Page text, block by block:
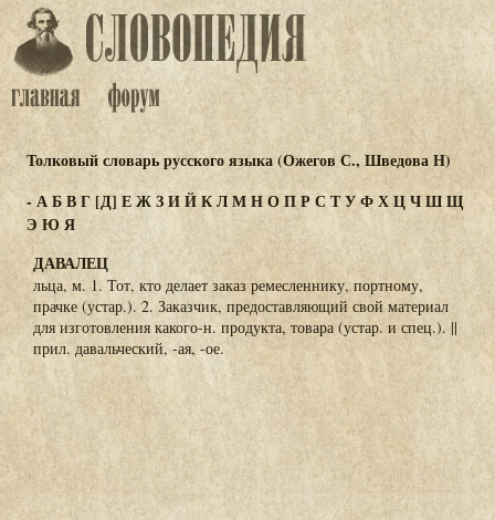
Толковый словарь русского языка (Ожегов С., Шведова Н)
-АБВГ [Д] ЕЖЗИЙКЛМНОПР С ТУФХЦЧШЩ
Э Ю Я
ДАВАЛЕЦ
льца, м. 1. Тот, кто делает заказ ремесленнику, портному,
прачке (устар.). 2. Заказчик, предоставляющий свой материал
для изготовления какого-н. продукта, товара (устар. и спец.). ||
прил. давальческий, -ая, -ое.